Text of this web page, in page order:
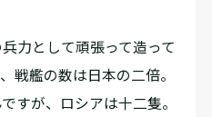
力として頑張って造って
戦艦の数は日本の二倍。
すが、ロシアは十二隻。